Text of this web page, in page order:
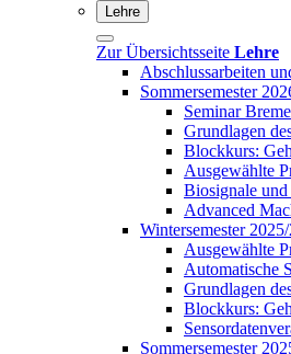
Lehre
Zur Übersichtsseite Lehre
Abschlussarbeiten
Sommersemester
Seminar
Grundlagen
Blockkurs:
Ausgewählte
Biosignale und
Advanced
Wintersemester
Ausgewählte
Automatische
Grundlagen
Blockkurs:
Sommersemester